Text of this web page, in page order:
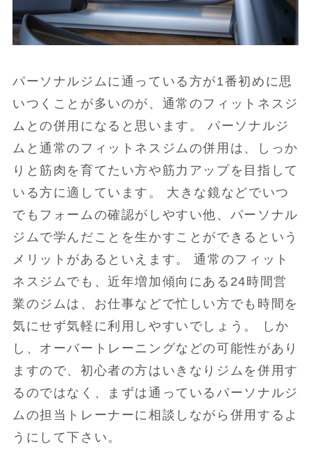
パーソナルジムに通っている方が1番初めに思
いつくことが多いのが、通常のフィットネスジ
ムとの併用になると思います。 パーソナルジ
ムと通常のフィットネスジムの併用は、しっか
りと筋肉を育てたい方や筋力アップを目指して
いる方に適しています。 大きな鏡などでいつ
でもフォームの確認がしやすい他、パーソナル
ジムで学んだことを生かすことができるという
メリットがあるといえます。 通常のフィット
ネスジムでも、近年増加傾向にある24時間営
業のジムは、お仕事などで忙しい方でも時間を
気にせず気軽に利用しやすいでしょう。 しか
し、オーバートレーニングなどの可能性があり
ますので、初心者の方はいきなりジムを併用す
るのではなく、まずは通っているパーソナルジ
ムの担当トレーナーに相談しながら併用するよ
うにして下さい。